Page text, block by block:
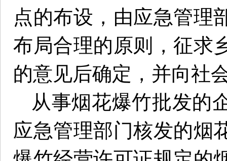
点的布设，由应急管理
布局合理的原则，征求
的意见后确定，并向社
从事烟花爆竹批发的
应急管理部门核发的烟